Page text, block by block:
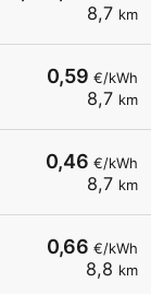
8,7 km
0,59 €/kWh
8,7 km
0,46 €/kWh
8,7 km
0,66 €/kWh
8,8 km